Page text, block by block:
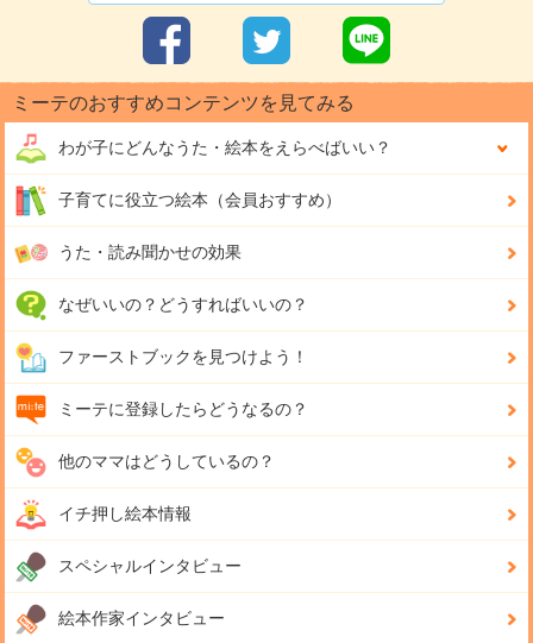
ミーテのおすすめコンテンツを見てみる
わが子にどんなうた・絵本をえらべばいい？
子育てに役立つ絵本（会員おすすめ）
うた・読み聞かせの効果
なぜいいの？どうすればいいの？
ファーストブックを見つけよう！
ミーテに登録したらどうなるの？
他のママはどうしているの？
イチ押し絵本情報
スペシャルインタビュー
絵本作家インタビュー